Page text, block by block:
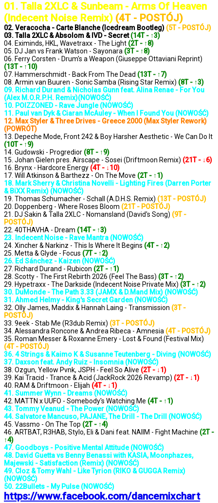
01. Talla 2XLC & Sunbeam - Arms Of Heaven
(Indecent Noise Remix) (4T - POSTÓJ)
02. Veracocha - Carte Blanche (Icedream Bootleg) (5T - POSTÓJ)
03. Talla 2XLC & Absolom & IVD - Secret(14T - ↑3)
04. Eximinds, HKL, Wavetraxx - The Light (2T - ↑8)
05. DJ Jan vs Frank Watson - Sayonara (3T - ↑8)
06. Ferry Corsten - Drum's a Weapon (Giuseppe Ottaviani Reprint)
(13T - ↑10)
07. Hammerschmidt - Back From The Dead (13T - ↑7)
08. Armin van Buuren - Sonic Samba (Rising Star Remix) (8T - ↑3)
09. Richard Durand & Nicholas Gunn feat. Alina Renae - For You
(Alex M.O.R.P.H. Remix)(NOWOŚĆ)
10. POIZZONED - Rave Jungle (NOWOŚĆ)
11. Paul van Dyk & Ciaran McAuley - When I Found You (NOWOŚĆ)
12. Max Styler & Three Drives - Greece 2000 (Max Styler Rework)
(POWRÓT)
13. Depeche Mode, Front 242 & Boy Harsher Aesthetic - We Can Do It
(10T - ↑9)
14. Gudowski - Progredior (8T - ↑9)
15. Johan Gielen pres. Airscape - Sosei (Driftmoon Remix) (21T - ↓6)
16. Brynx - Hardcore Energy (4T - ↓10)
17. Will Atkinson & Barthezz - On The Move (2T - ↑1)
18. Mark Sherry & Christina Novelli - Lighting Fires (Darren Porter
& BiXX Remix) (NOWOŚĆ)
19. Thomas Schumacher - Schall (A.D.H.S. Remix) (13T - POSTÓJ)
20. Doppenberg - Where Roses Bloom (21T - POSTÓJ)
21. DJ Sakin & Talla 2XLC - Nomansland (David's Song) (9T -
POSTÓJ)
22. 40THAVHA - Dream (14T - ↑3)
23. Indecent Noise - Rave Mantra (NOWOŚĆ)
24. Xincher & Narkinz - This Is Where It Begins (4T - ↑2)
25. Metta & Glyde - Focus (7T - ↑2)
26. Ed Sánchez - Kaizen (NOWOŚĆ)
27. Richard Durand - Rubicon (2T - ↑1)
28. Scotty - The First Rebirth 2026 (Feel The Bass) (3T - ↑2)
29. Hypetraxx - The Darkside (Indecent Noise Private Mix) (3T - ↑2)
30. DuMonde - The Path 3.33 (JAMX & D.Mand Mix) (NOWOŚĆ)
31. Ahmed Helmy - King's Secret Garden (NOWOŚĆ)
32. Olly James, Maddix & Hannah Laing - Transmission (3T -
POSTÓJ)
33. 9eek - Stab Me (R3dub Remix) (3T - POSTÓJ)
34. Alessandra Roncone & Andrea Ribeca - Amnesia (4T - POSTÓJ)
35. Roman Messer & Roxanne Emery - Lost & Found (Festival Mix)
(4T - POSTÓJ)
36. 4 Strings & Kaimo K & Susanne Teutenberg - Diving (NOWOŚĆ)
37. Daxson feat. Andy Ruiz - Insomnia (NOWOŚĆ)
38. Ozgun, Yellow Pvnk, JSPH - Feel So Alive (2T - ↓1)
39. Kai Tracid - Trance & Acid (JackRock 2026 Revamp) (2T - ↓1)
40. RAM & Driftmoon - Elijah (4T - ↓1)
41. Summer Wynn - Dreams (NOWOŚĆ)
42. MATTN x UUFO - Somebody's Watching Me (4T - ↑1)
43. Tommy Veanud - The Power (NOWOŚĆ)
44. Salvatore Mancuso, PAJANE, The Drill - The Drill (NOWOŚĆ)
45. Vassmo - On The Top (2T - ↑4)
46. ARTBAT, R3HAB, Stylo, Eli & Dani feat. NAIIM - Fight Machine (2T -
↑4)
47. Goodboys - Positive Mental Attitude (NOWOŚĆ)
48. David Guetta vs Benny Benassi with KASIA, Moonphazes,
Majewski - Satisfaction (Remix) (NOWOŚĆ)
49. Cloz & Tomy Wahl - Like Tyrion (RIKO & GUGGA Remix)
(NOWOŚĆ)
50. 22Bullets - My Pulse (NOWOŚĆ)
https://www.facebook.com/dancemixchart